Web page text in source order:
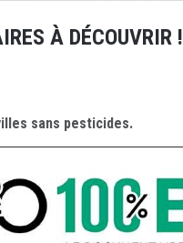
À DÉCOUVRIR !
s sans pesticides.